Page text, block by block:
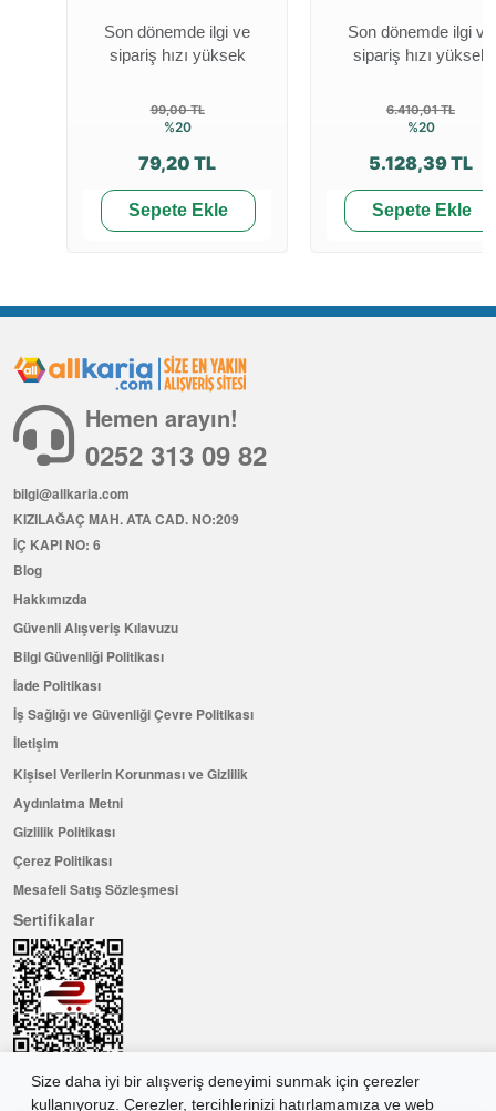
Son dönemde ilgi ve
sipariş hızı yüksek
99,00 TL
%20
79,20 TL
Sepete Ekle
Son dönemde ilgi ve
sipariş hızı yüksek
6.410,01 TL
%20
5.128,39 TL
Sepete Ekle
Size daha iyi bir alışveriş deneyimi sunmak için çerezler
kullanıyoruz. Çerezler, tercihlerinizi hatırlamamıza ve web
Hemen arayın!
0252 313 09 82
bilgi@allkaria.com
KIZILAĞAÇ MAH. ATA CAD. NO:209
İÇ KAPI NO: 6
Blog
Hakkımızda
Güvenli Alışveriş Kılavuzu
Bilgi Güvenliği Politikası
İade Politikası
İş Sağlığı ve Güvenliği Çevre Politikası
İletişim
Kişisel Verilerin Korunması ve Gizlilik
Aydınlatma Metni
Gizlilik Politikası
Çerez Politikası
Mesafeli Satış Sözleşmesi
Sertifikalar